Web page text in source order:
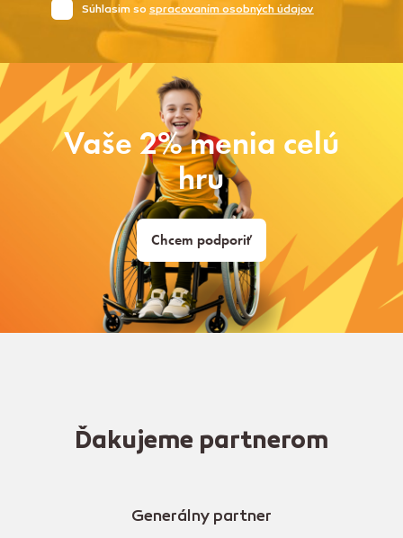
Súhlasim so spracovaním osobných údajov
Vaše 2% menia celú
hru
Chcem podporiť
Ďakujeme partnerom
Generálny partner